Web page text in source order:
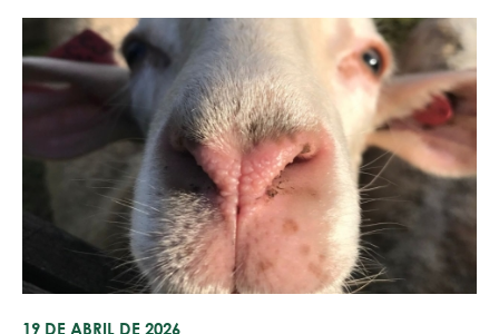
19 DE ABRIL DE 2026